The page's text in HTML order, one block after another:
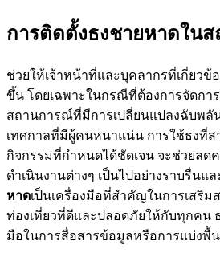
การติดตั้งธงชายหาดในส
ช่วยให้เจ้าหน้าที่และบุคลากรที่เกี่ยวข้
ขึ้น โดยเฉพาะในกรณีที่ต้องการจัดกา
สถานการณ์ที่มีการเปลี่ยนแปลงฉับพลั
เทศกาลที่มีผู้คนหนาแน่น การใช้ธงที่
กิจกรรมที่กำหนดได้ชัดเจน จะช่วยลด
ดำเนินงานต่างๆ เป็นไปอย่างราบรื่นแ
หาดเป็นเครื่องมือที่สำคัญในการเสริม
ท่องเที่ยวที่ดีและปลอดภัยให้กับทุกคน ธ
มือในการสื่อสารข้อมูลหรือการแบ่งพื้